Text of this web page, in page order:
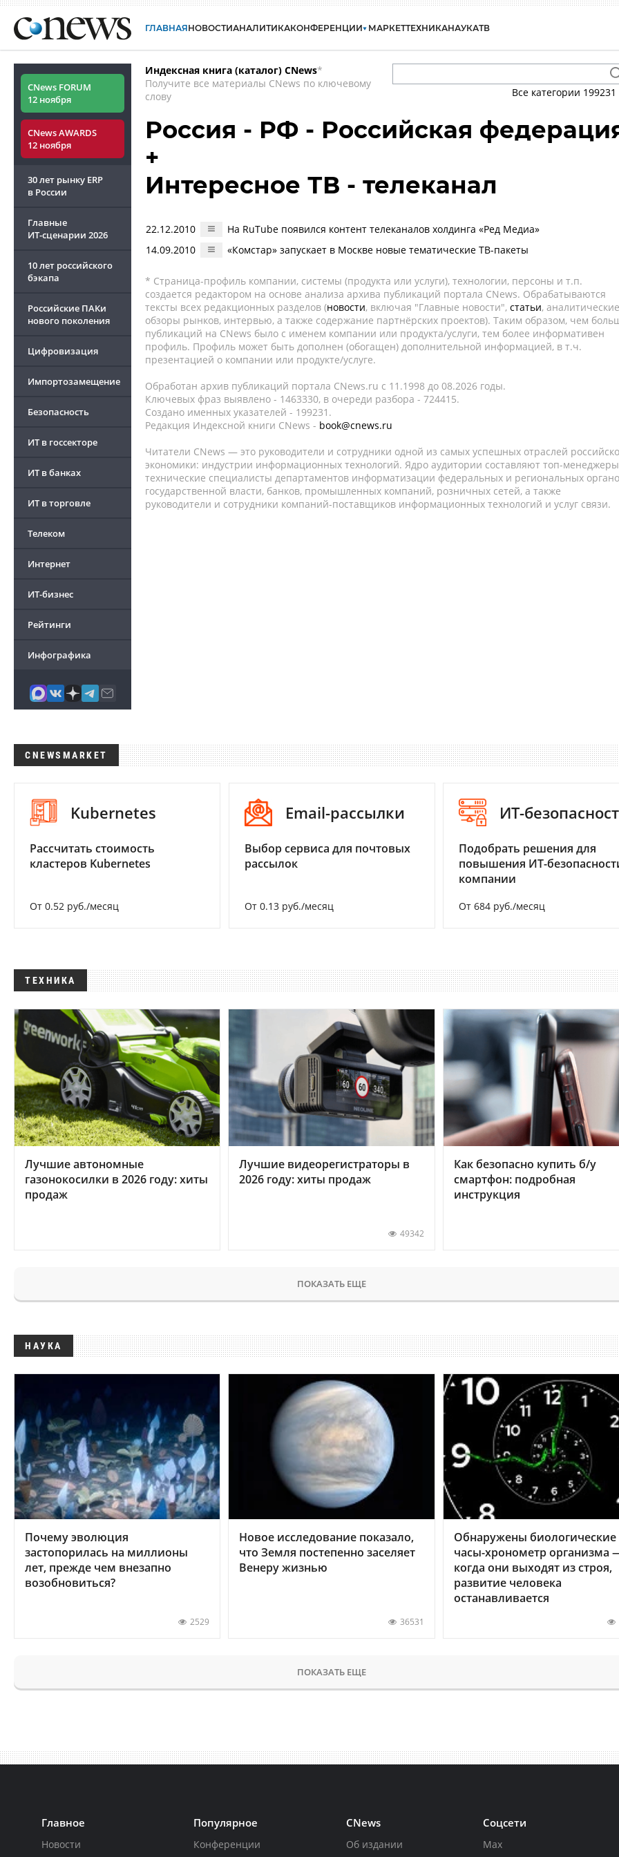
ГЛАВНАЯНОВОСТИАНАЛИТИКАКОНФЕРЕНЦИИ МАРКЕТТЕХНИКАНАУКАТВ
CNews FORUM
12 ноября
CNews AWARDS
12 ноября
30 лет рынку ERP
в России
Главные
ИТ-сценарии 2026
10 лет российского
бэкапа
Российские ПАКи
нового поколения
Цифровизация
Импортозамещение
Безопасность
ИТ в госсекторе
ИТ в банках
ИТ в торговле
Телеком
Интернет
ИТ-бизнес
Рейтинги
Инфографика
Индексная книга (каталог) CNews*
Получите все материалы CNews по ключевому
слову
Все категории 199231
Россия - РФ - Российская
+
Интересное ТВ - телеканал
22.12.2010
На RuTube появился контент телеканалов холдинга «Ред Медиа»
14.09.2010
«Комстар» запускает в Москве новые тематические ТВ-пакеты
* Страница-профиль компании, системы (продукта или услуги), технологии, персоны и т.п.
создается редактором на основе анализа архива публикаций портала CNews. Обрабатываются
тексты всех редакционных разделов (новости, включая "Главные новости", статьи, аналитические
обзоры рынков, интервью, а также содержание партнёрских проектов). Таким образом, чем
публикаций на CNews было с именем компании или продукта/услуги, тем более информативен
профиль. Профиль может быть дополнен (обогащен) дополнительной информацией, в т.ч.
презентацией о компании или продукте/услуге.
Обработан архив публикаций портала CNews.ru c 11.1998 до 08.2026 годы.
Ключевых фраз выявлено - 1463330, в очереди разбора - 724415.
Создано именных указателей - 199231.
Редакция Индексной книги CNews - book@cnews.ru
Читатели CNews — это руководители и сотрудники одной из самых успешных отраслей
экономики: индустрии информационных технологий. Ядро аудитории составляют топ-
технические специалисты департаментов информатизации федеральных и региональных
государственной власти, банков, промышленных компаний, розничных сетей, а также
руководители и сотрудники компаний-поставщиков информационных технологий и услуг связи.
CNEWSMARKET
Kubernetes
Рассчитать стоимость
кластеров Kubernetes
От 0.52 руб./месяц
Email-рассылки
Выбор сервиса для почтовых
рассылок
От 0.13 руб./месяц
ИТ-
Подобрать решения для
повышения ИТ-
компании
От 684 руб./месяц
ТЕХНИКА
Лучшие автономные
газонокосилки в 2026 году: хиты
продаж
Лучшие видеорегистраторы в
2026 году: хиты продаж
49342
Как безопасно купить б/у
смартфон: подробная
инструкция
ПОКАЗАТЬ ЕЩЕ
НАУКА
Почему эволюция
застопорилась на миллионы
лет, прежде чем внезапно
возобновиться?
2529
Новое исследование показало,
что Земля постепенно заселяет
Венеру жизнью
36531
Обнаружены биологические
часы-хронометр организма
когда они выходят из строя,
развитие человека
останавливается
ПОКАЗАТЬ ЕЩЕ
Главное
Новости
Популярное
Конференции
CNews
Об издании
Соцсети
Max